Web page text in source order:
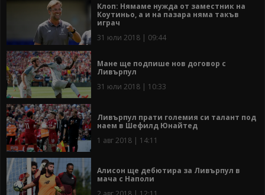
Клоп: Нямаме нужда от заместник на
Коутиньо, а и на пазара няма такъв
играч
31 юли 2018 | 09:44
Мане ще подпише нов договор с
Ливърпул
31 юли 2018 | 10:33
Ливърпул прати големия си талант под
наем в Шефилд Юнайтед
1 авг 2018 | 14:11
Алисон ще дебютира за Ливърпул в
мача с Наполи